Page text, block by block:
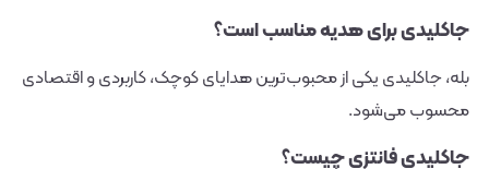
جاکلیدی برای هدیه مناسب است؟
بله، جاکلیدی یکی از محبوب‌ترین هدایای کوچک، کاربردی و اقتصادی
محسوب می‌شود.
جاکلیدی فانتزی چیست؟